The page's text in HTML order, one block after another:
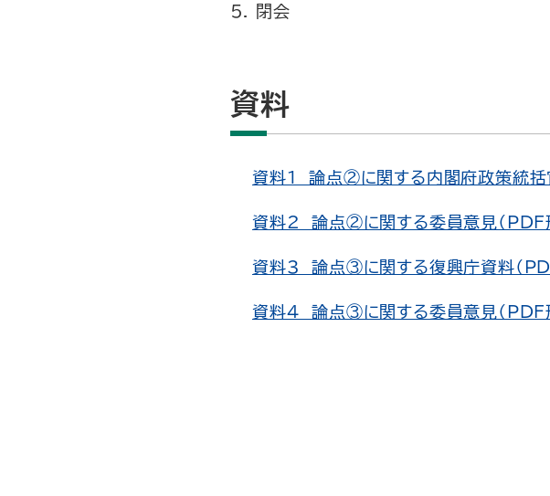
閉会
資料
資料1 論点②に関する内閣府政策統括
資料2 論点②に関する委員意見（PDF
資料3 論点③に関する復興庁資料（
資料4 論点③に関する委員意見（PDF